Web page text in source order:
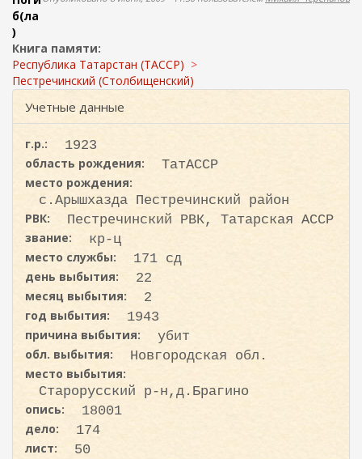
о
и
с
к
б(ла
)
Книга памяти:
Республика Татарстан (ТАССР)
Пестречинский (Столбищенский)
Учетные данные
г.р.:
1923
область рождения:
ТатАССР
место рождения:
с.Арышхазда Пестречинский район
РВК:
Пестречинский РВК, Татарская АССР
звание:
кр-ц
место службы:
171 сд
день выбытия:
22
месяц выбытия:
2
год выбытия:
1943
причина выбытия:
убит
обл. выбытия:
Новгородская обл.
место выбытия:
Старорусский р-н,д.Брагино
опись:
18001
дело:
174
лист:
50